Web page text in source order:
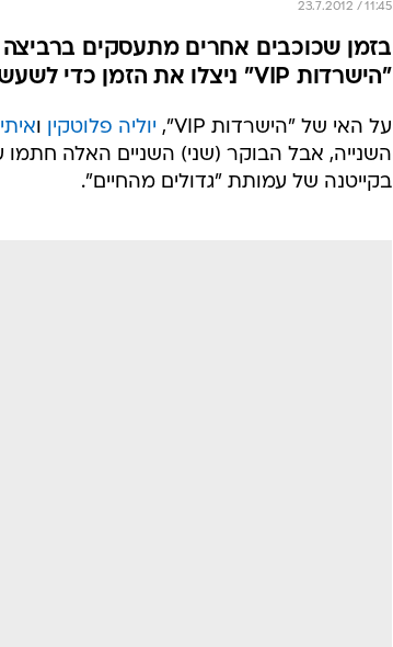
23.7.2012 / 11:45
בזמן שכוכבים אחרים מתעסקים ברביצה
"הישרדות VIP" ניצלו את הזמן כדי לשעשע ילדים חולים. וואלה! סלבס נשמה
על האי של "הישרדות VIP", יוליה פלוטקין ו
השנייה, אבל הבוקר (שני) השניים האלה
בקייטנה של עמותת "גדולים מהחיים".